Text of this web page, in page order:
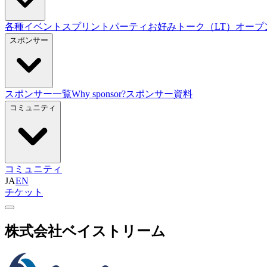
各種イベント スプリント パーティ お好みトーク（LT） オープ
スポンサー
スポンサー一覧Why sponsor?スポンサー資料
コミュニティ
コミュニティ
JAEN
チケット
株式会社ベイストリーム